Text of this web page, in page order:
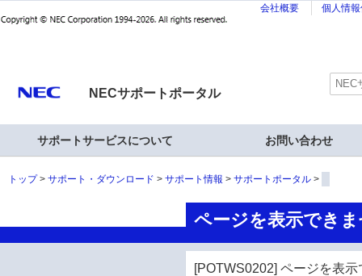
会社概要 個人情
NECサポートポータル
サポートサービスについて お問い合わせ
トップ サポート・ダウンロード サポート情報 サポートポータル
ページを表示でき
[POTWS0202] ページを表